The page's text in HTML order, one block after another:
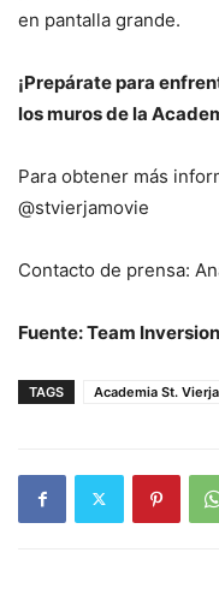
en pantalla grande.
¡Prepárate para
los muros de la
Para obtener más
@stvierjamovie
Contacto de prensa:
Fuente: Team
TAGS Academia St. Vierja